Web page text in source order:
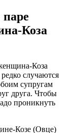
Коза
Коза
случаются
супругам
друга. Чтобы
проникнуть
Козе (Овце)